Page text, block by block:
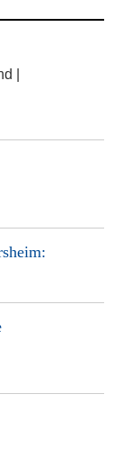
|
: